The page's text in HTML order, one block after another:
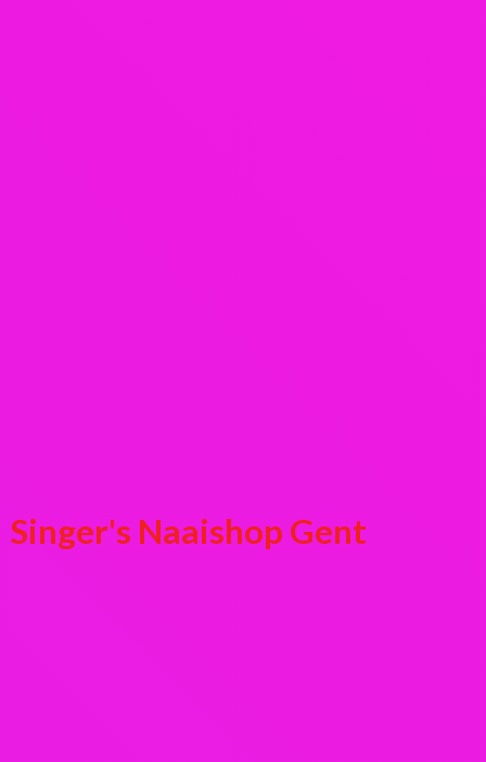
Singer's Naaishop Gent